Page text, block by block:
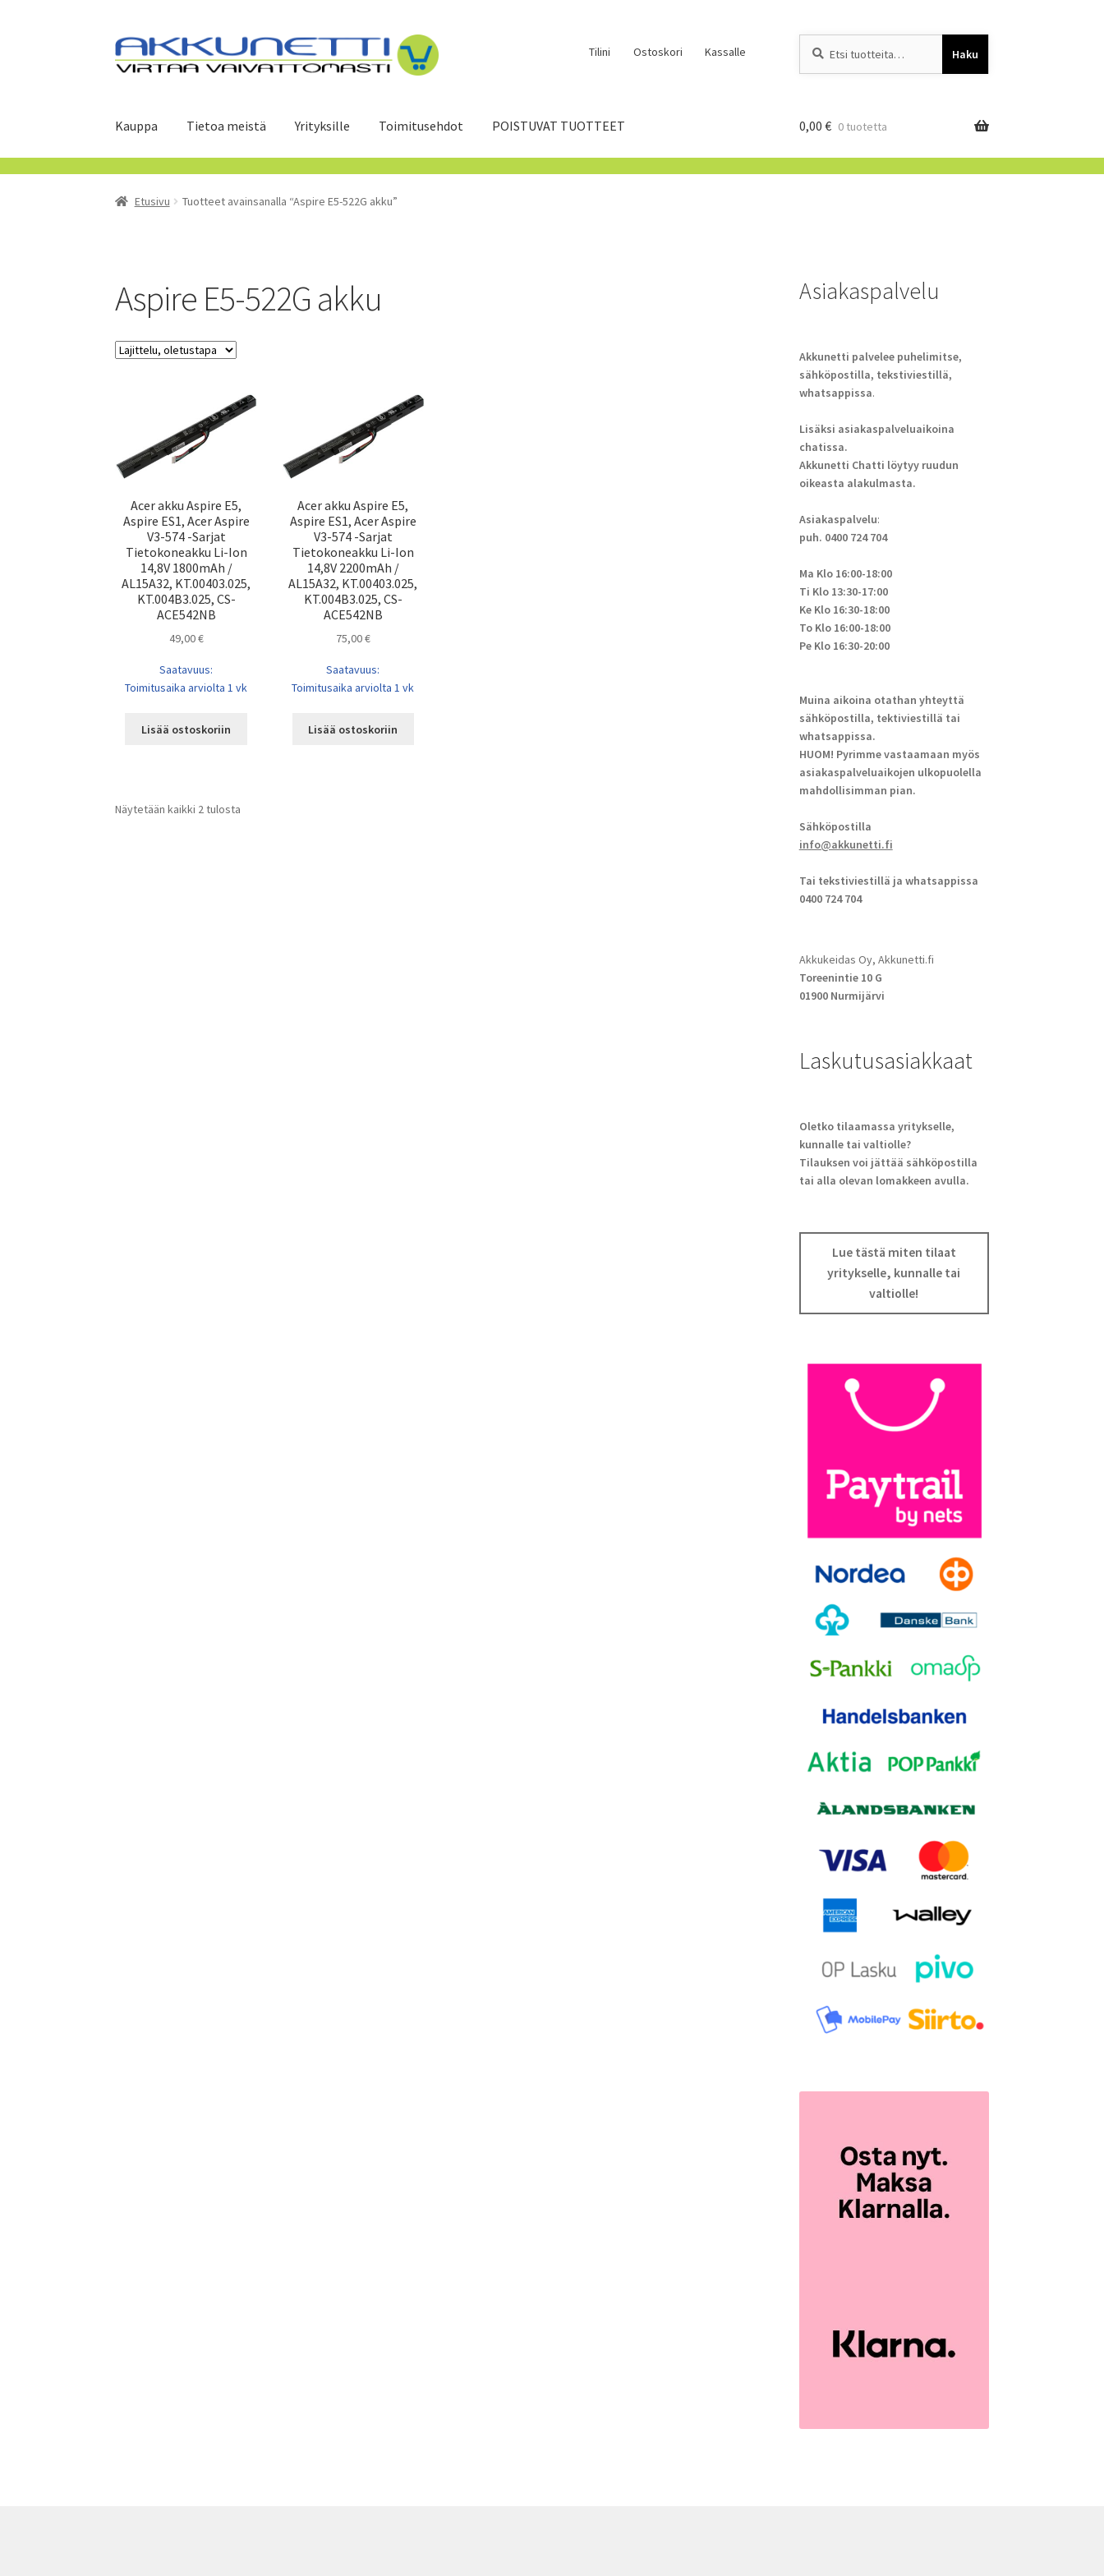
Siirry
navigointiin
Siirry
sisältöön
Tilini Ostoskori Kassalle Haku
Kauppa Tietoa meistä Yrityksille Toimitusehdot POISTUVAT TUOTTEET 0,00 € 0 tuotetta
Etusivu Tuotteet avainsanalla “Aspire E5-522G akku”
Aspire E5-522G akku
Acer akku Aspire E5,
Aspire ES1, Acer Aspire
V3-574 -Sarjat
Tietokoneakku Li-Ion
14,8V 1800mAh /
AL15A32, KT.00403.025,
KT.004B3.025, CS-
ACE542NB
49,00€
Saatavuus:
Toimitusaika arviolta 1 vk
Lisää ostoskoriin
Acer akku Aspire E5,
Aspire ES1, Acer Aspire
V3-574 -Sarjat
Tietokoneakku Li-Ion
14,8V 2200mAh /
AL15A32, KT.00403.025,
KT.004B3.025, CS-
ACE542NB
75,00€
Saatavuus:
Toimitusaika arviolta 1 vk
Lisää ostoskoriin
Näytetään kaikki 2 tulosta
Asiakaspalvelu
Akkunetti palvelee puhelimitse,
sähköpostilla, tekstiviestillä,
whatsappissa.
Lisäksi asiakaspalveluaikoina
chatissa.
Akkunetti Chatti löytyy ruudun
oikeasta alakulmasta.
Asiakaspalvelu:
puh. 0400 724 704
Ma Klo 16:00-18:00
Ti Klo 13:30-17:00
Ke Klo 16:30-18:00
To Klo 16:00-18:00
Pe Klo 16:30-20:00
Muina aikoina otathan yhteyttä
sähköpostilla, tektiviestillä tai
whatsappissa.
HUOM! Pyrimme vastaamaan myös
asiakaspalveluaikojen ulkopuolella
mahdollisimman pian.
Sähköpostilla
info@akkunetti.fi
Tai tekstiviestillä ja whatsappissa
0400 724 704
Akkukeidas Oy, Akkunetti.fi
Toreenintie 10 G
01900 Nurmijärvi
Laskutusasiakkaat
Oletko tilaamassa yritykselle,
kunnalle tai valtiolle?
Tilauksen voi jättää sähköpostilla
tai alla olevan lomakkeen avulla.
Lue tästä miten tilaat
yritykselle, kunnalle tai
valtiolle!